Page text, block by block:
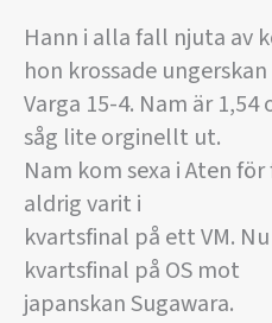
Hann i alla fall njuta av
hon krossade ungerskan
Varga 15-4. Nam är 1,54
såg lite orginellt ut.
Nam kom sexa i Aten
aldrig varit i
kvartsfinal på ett VM.
kvartsfinal på OS mot
japanskan Sugawara.